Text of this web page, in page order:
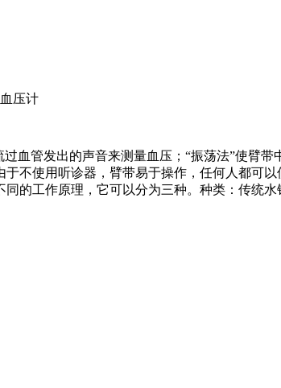
血管发出的声音来测量血压；“振荡法”使臂
不使用听诊器，臂带易于操作，任何人都可
的工作原理，它可以分为三种。种类：传统